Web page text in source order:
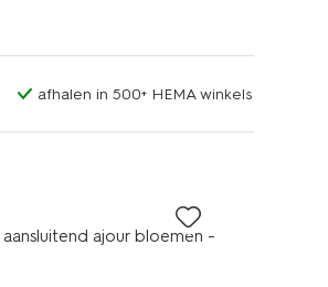
afhalen in 500+ HEMA winkels
ajour bloemen -